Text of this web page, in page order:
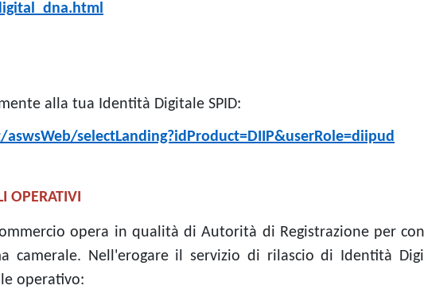
alla tua Identità Digitale SPID:
selectLanding?idProduct=DIIP&userRole=diipud
OPERATIVI
opera in qualità di Autorità di Registrazione per
camerale. Nell'erogare il servizio di rilascio di Identità
operativo: